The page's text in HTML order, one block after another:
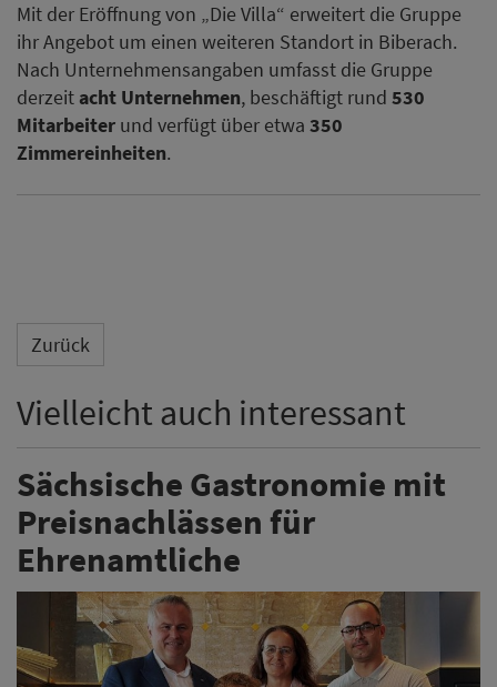
Mit der Eröffnung von „Die Villa“ erweitert die Gruppe
ihr Angebot um einen weiteren Standort in Biberach.
Nach Unternehmensangaben umfasst die Gruppe
derzeit acht Unternehmen, beschäftigt rund 530
Mitarbeiter und verfügt über etwa 350
Zimmereinheiten.
Zurück
Vielleicht auch interessant
Sächsische Gastronomie mit
Preisnachlässen für
Ehrenamtliche